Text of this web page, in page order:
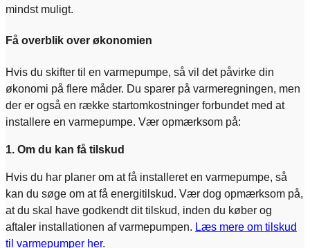
mindst muligt.
Få overblik over økonomien
Hvis du skifter til en varmepumpe, så vil det påvirke din
økonomi på flere måder. Du sparer på varmeregningen, men
der er også en række startomkostninger forbundet med at
installere en varmepumpe. Vær opmærksom på:
1. Om du kan få tilskud
Hvis du har planer om at få installeret en varmepumpe, så
kan du søge om at få energitilskud. Vær dog opmærksom på,
at du skal have godkendt dit tilskud, inden du køber og
aftaler installationen af varmepumpen. Læs mere om tilskud
til varmepumper her.